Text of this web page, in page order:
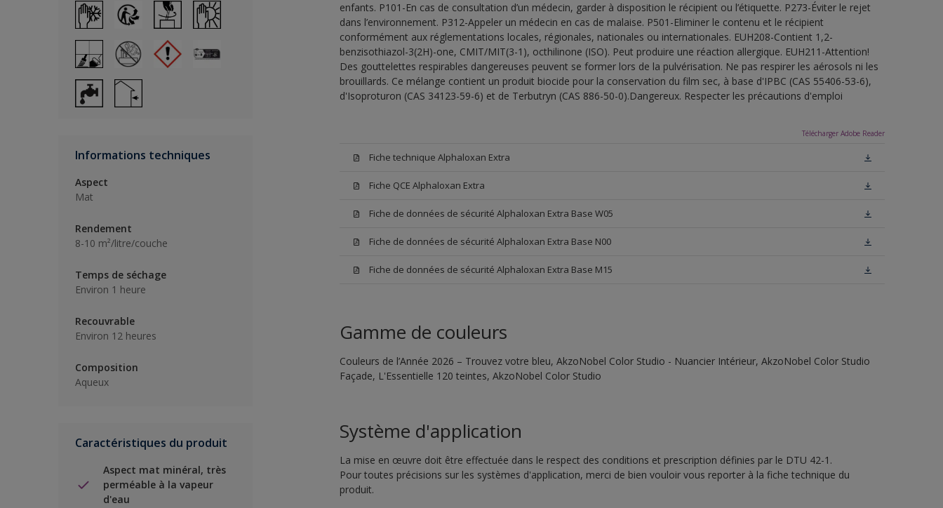
Informations techniques
Aspect
Mat
Rendement
8-10 m²/litre/couche
Temps de séchage
Environ 1 heure
Recouvrable
Environ 12 heures
Composition
Aqueux
Caractéristiques du produit
Aspect mat minéral, très
perméable à la vapeur
d'eau
enfants. P101-En cas de consultation d’un médecin, garder à disposition le récipient ou l’étiquette. P273-Éviter le rejet
dans l’environnement. P312-Appeler un médecin en cas de malaise. P501-Eliminer le contenu et le récipient
conformément aux réglementations locales, régionales, nationales ou internationales. EUH208-Contient 1,2-
benzisothiazol-3(2H)-one, CMIT/MIT(3-1), octhilinone (ISO). Peut produire une réaction allergique. EUH211-Attention!
Des gouttelettes respirables dangereuses peuvent se former lors de la pulvérisation. Ne pas respirer les aérosols ni les
brouillards. Ce mélange contient un produit biocide pour la conservation du film sec, à base d'IPBC (CAS 55406-53-6),
d'Isoproturon (CAS 34123-59-6) et de Terbutryn (CAS 886-50-0).Dangereux. Respecter les précautions d'emploi
Télécharger Adobe Reader
Fiche technique Alphaloxan Extra
Fiche QCE Alphaloxan Extra
Fiche de données de sécurité Alphaloxan Extra Base W05
Fiche de données de sécurité Alphaloxan Extra Base N00
Fiche de données de sécurité Alphaloxan Extra Base M15
Gamme de couleurs
Couleurs de l’Année 2026 – Trouvez votre bleu, AkzoNobel Color Studio - Nuancier Intérieur, AkzoNobel Color Studio
Façade, L'Essentielle 120 teintes, AkzoNobel Color Studio
Système d'application
La mise en œuvre doit être effectuée dans le respect des conditions et prescription définies par le DTU 42-1.
Pour toutes précisions sur les systèmes d'application, merci de bien vouloir vous reporter à la fiche technique du
produit.